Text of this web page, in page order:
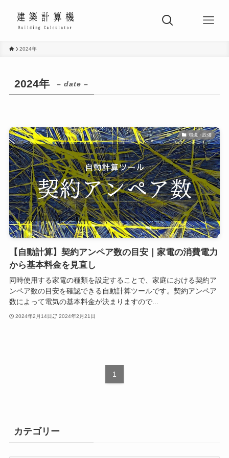
2024年
2024年 – date –
環境・設備
【自動計算】契約アンペア数の目安｜家電の消費電力
から基本料金を見直し
同時使用する家電の種類を設定することで、家庭における契約ア
ンペア数の目安を確認できる自動計算ツールです。契約アンペア
数によって電気の基本料金が決まりますので...
2024年2月14日 2024年2月21日
1
カテゴリー